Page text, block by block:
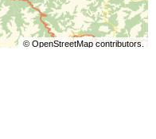
© OpenStreetMapcontributors.